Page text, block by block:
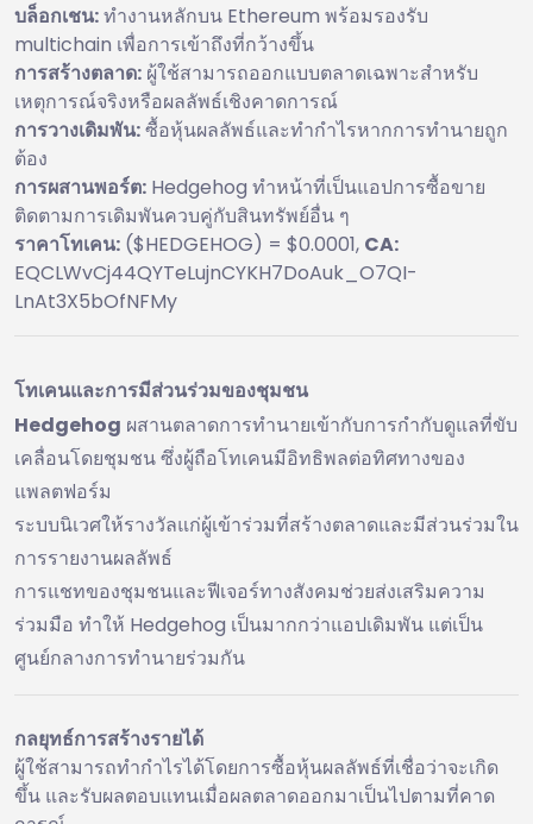
บล็อกเชน:ทำงานหลักบน Ethereum พร้อมรองรับ
multichain เพื่อการเข้าถึงที่กว้างขึ้น
การสร้างตลาด: ผู้ใช้สามารถออกแบบตลาดเฉพาะสำหรับ
เหตุการณ์จริงหรือผลลัพธ์เชิงคาดการณ์
การวางเดิมพัน:ซื้อหุ้นผลลัพธ์และทำกำไรหากการทำนายถูก
ต้อง
การผสานพอร์ต: Hedgehog ทำหน้าที่เป็นแอปการซื้อขาย
ติดตามการเดิมพันควบคู่กับสินทรัพย์อื่น ๆ
ราคาโทเคน: ($HEDGEHOG) = $0.0001, CA:
EQCLWvCj44QYTeLujnCYKH7DoAuk_O7QI-
LnAt3X5bOfNFMy
โทเคนและการมีส่วนร่วมของชุมชน
Hedgehog ผสานตลาดการทำนายเข้ากับการกำกับดูแลที่ขับ
เคลื่อนโดยชุมชน ซึ่งผู้ถือโทเคนมีอิทธิพลต่อทิศทางของ
แพลตฟอร์ม
ระบบนิเวศให้รางวัลแก่ผู้เข้าร่วมที่สร้างตลาดและมีส่วนร่วมใน
การรายงานผลลัพธ์
การแชทของชุมชนและฟีเจอร์ทางสังคมช่วยส่งเสริมความ
ร่วมมือ ทำให้ Hedgehog เป็นมากกว่าแอปเดิมพัน แต่เป็น
ศูนย์กลางการทำนายร่วมกัน
กลยุทธ์การสร้างรายได้
ผู้ใช้สามารถทำกำไรได้โดยการซื้อหุ้นผลลัพธ์ที่เชื่อว่าจะเกิด
ขึ้น และรับผลตอบแทนเมื่อผลตลาดออกมาเป็นไปตามที่คาด